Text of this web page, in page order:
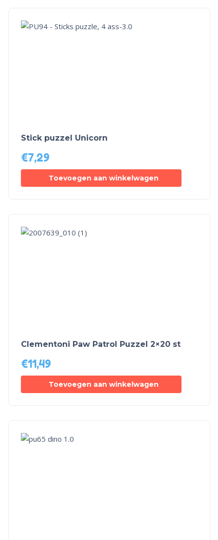
Stick puzzel Unicorn
€7,29
Toevoegen aan winkelwagen
Clementoni Paw Patrol Puzzel 2×20 st
€11,49
Toevoegen aan winkelwagen